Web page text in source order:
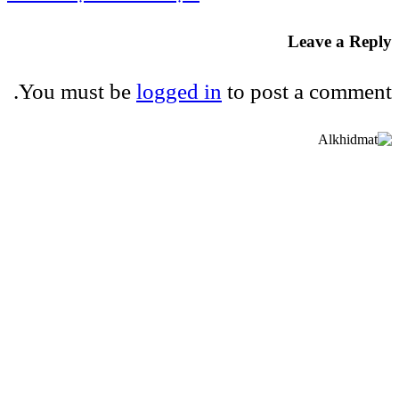
Leave a Reply
You must be logged in to post a comment.